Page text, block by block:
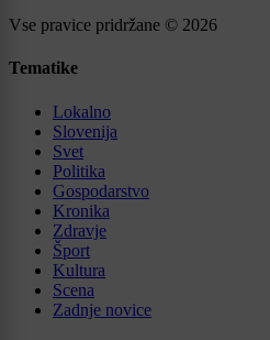
Vse pravice pridržane © 2026
Tematike
Lokalno
Slovenija
Svet
Politika
Gospodarstvo
Kronika
Zdravje
Šport
Kultura
Scena
Zadnje novice